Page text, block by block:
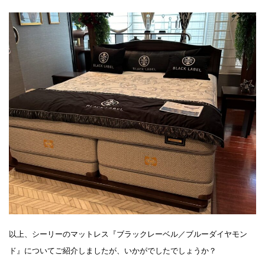
以上、シーリーのマットレス『ブラックレーベル／ブルーダイヤモン
ド』についてご紹介しましたが、いかがでしたでしょうか？